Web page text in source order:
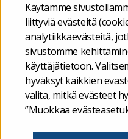
Käytämme
liittyviä evästeitä
analytiikkaevästeitä,
sivustomme
käyttäjätietoon.
hyväksyt kaikkien
valita, mitkä evästeet
”Muokkaa
Aamu- ja
ja toiminta